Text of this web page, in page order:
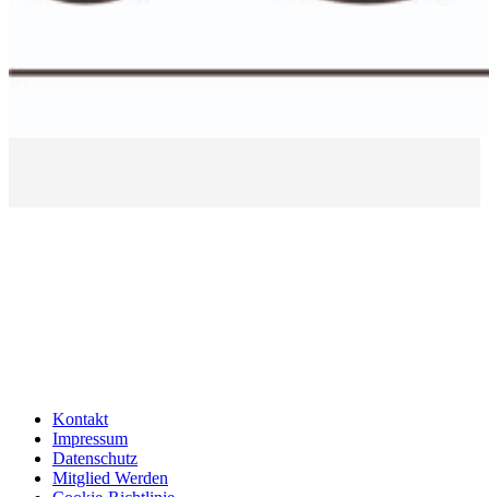
Kontakt
Impressum
Datenschutz
Mitglied Werden